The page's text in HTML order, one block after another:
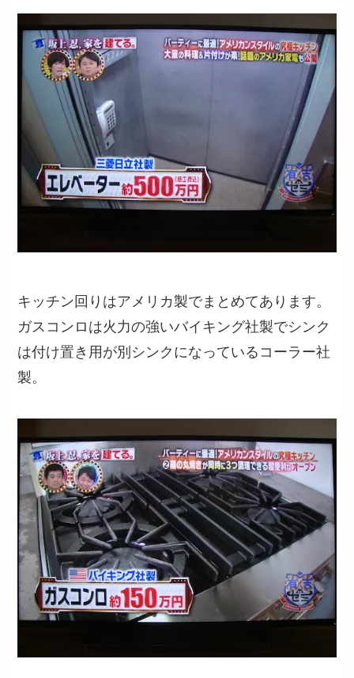
キッチン回りはアメリカ製でまとめてあります。
ガスコンロは火力の強いバイキング社製でシンク
は付け置き用が別シンクになっているコーラー社
製。